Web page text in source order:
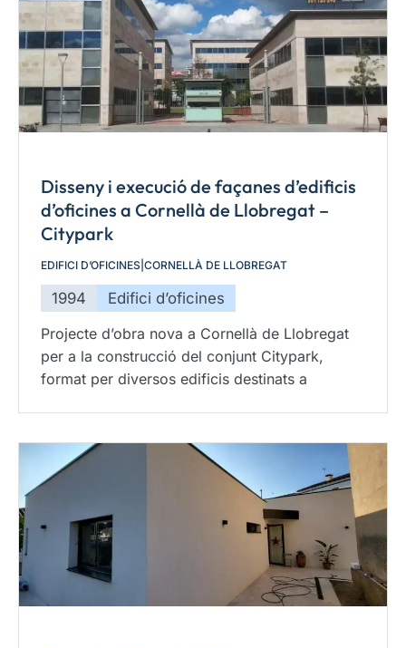
Disseny i execució de façanes d’edificis
d’oficines a Cornellà de Llobregat –
Citypark
EDIFICI D’OFICINES CORNELLÀ DE LLOBREGAT
1994
Edifici d’oficines
Projecte d’obra nova a Cornellà de Llobregat
per a la construcció del conjunt Citypark,
format per diversos edificis destinats a